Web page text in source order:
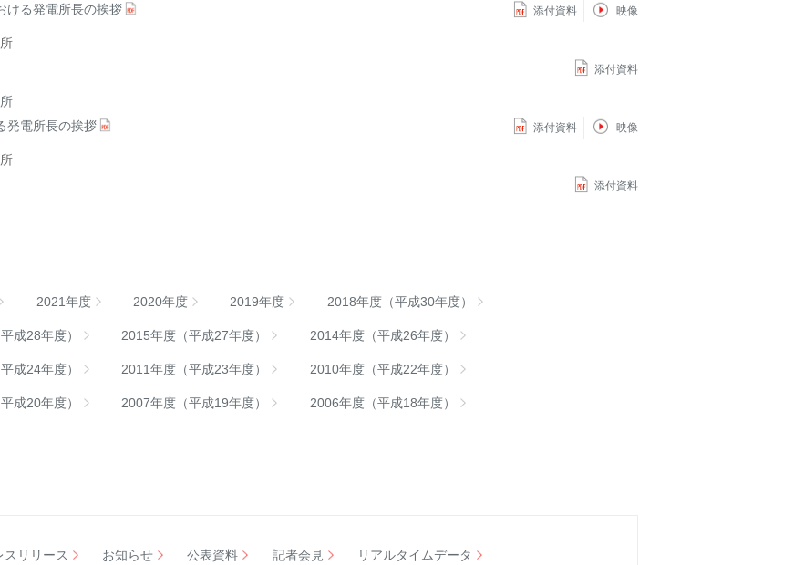
ける発電所長の挨拶
添付資料 映像
添付資料
発電所長の挨拶
添付資料 映像
添付資料
2021年度 2020年度 2019年度 2018年度（平成30年度）
成28年度） 2015年度（平成27年度） 2014年度（平成26年度）
成24年度） 2011年度（平成23年度） 2010年度（平成22年度）
成20年度） 2007年度（平成19年度） 2006年度（平成18年度）
スリリース お知らせ 公表資料 記者会見 リアルタイムデータ